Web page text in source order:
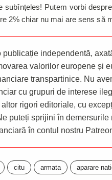
subînțeles! Putem vorbi
2% chiar nu mai are sens să
publicație independentă,
valorilor europene și
transpartinice. Nu
cu grupuri de interese
rigori editoriale, cu
puteți sprijini în
în contul nostru
citu armata aparare